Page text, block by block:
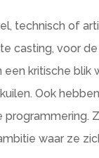
technisch of
casting, voor
een kritische
Ook
waar ze